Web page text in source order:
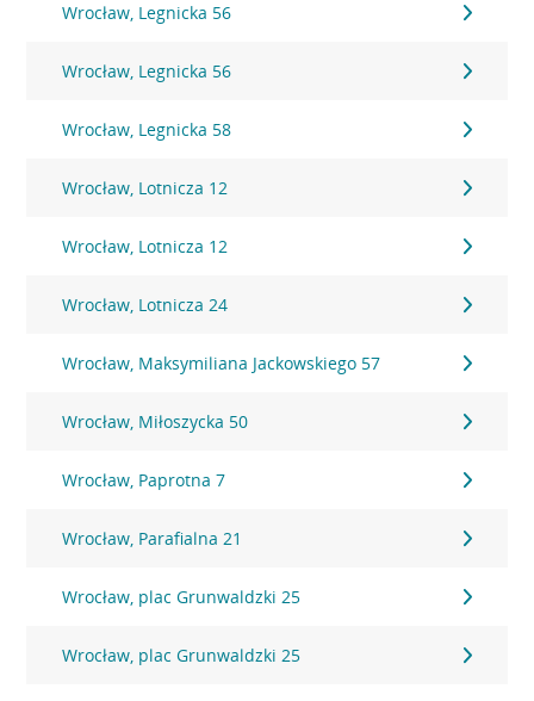
Wrocław, Legnicka 56
Wrocław, Legnicka 56
Wrocław, Legnicka 58
Wrocław, Lotnicza 12
Wrocław, Lotnicza 12
Wrocław, Lotnicza 24
Wrocław, Maksymiliana Jackowskiego 57
Wrocław, Miłoszycka 50
Wrocław, Paprotna 7
Wrocław, Parafialna 21
Wrocław, plac Grunwaldzki 25
Wrocław, plac Grunwaldzki 25